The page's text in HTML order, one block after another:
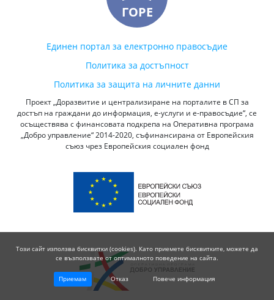
ГОРЕ
Единен портал за електронно правосъдие
Политика за достъпност
Политика за защита на личните данни
Проект „Доразвитие и централизиране на порталите в СП за
достъп на граждани до информация, е-услуги и е-правосъдие“, се
осъществява с финансовата подкрепа на Оперативна програма
„Добро управление“ 2014-2020, съфинансирана от Европейския
съюз чрез Европейския социален фонд
Този сайт използва бисквитки (cookies). Като приемете бисквитките, можете да
се възползвате от оптималното поведение на сайта.
Приемам Отказ Повече информация